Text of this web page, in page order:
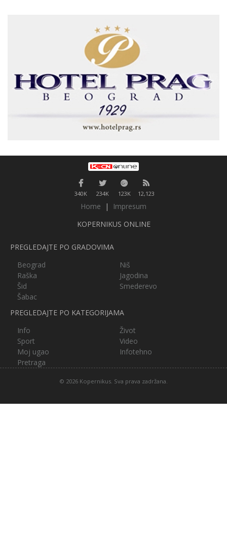
340K 234K 123K 12,123
Home |
Impresum
KOPERNIKUS ONLINE
PREGLEDAJTE PO GRADOVIMA
Beograd
Niš
Raška
Jagodina
Šid
Smederevo
Šabac
PREGLEDAJTE PO KATEGORIJAMA
Info
Život
Sport
Video
Moj ugao
Infotehno
Pretraga
© 2026 Kopernikus. Sva prava zadržana.